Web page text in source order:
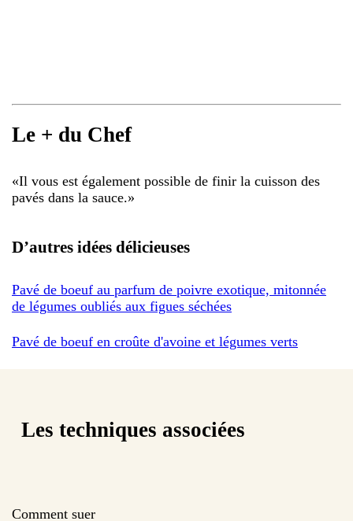
Le + du Chef
«Il vous est également possible de finir la cuisson des
pavés dans la sauce.»
D’autres idées délicieuses
Pavé de boeuf au parfum de poivre exotique, mitonnée
de légumes oubliés aux figues séchées
Pavé de boeuf en croûte d'avoine et légumes verts
Les techniques associées
Comment suer